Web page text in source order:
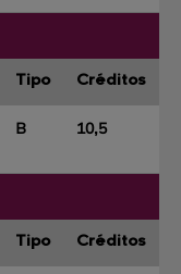
Tipo Créditos
B 10,5
Tipo Créditos